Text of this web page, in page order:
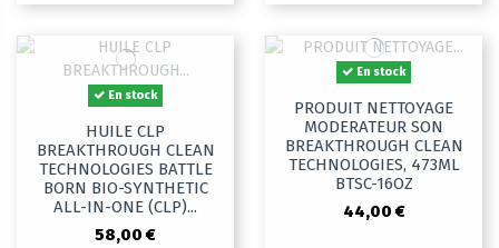
En stock
HUILE CLP
BREAKTHROUGH CLEAN
TECHNOLOGIES BATTLE
BORN BIO-SYNTHETIC
ALL-IN-ONE (CLP)...
58,00 €
En stock
PRODUIT NETTOYAGE
MODERATEUR SON
BREAKTHROUGH CLEAN
TECHNOLOGIES, 473ML
BTSC-16OZ
44,00 €